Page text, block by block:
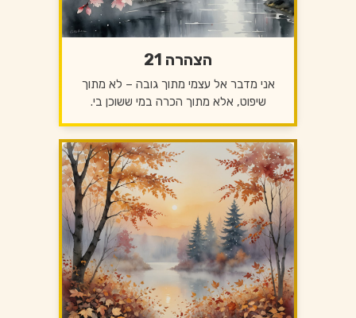
הצהרה 21
אני מדבר אל עצמי מתוך גובה – לא מתוך
שיפוט, אלא מתוך הכרה במי ששוכן בי.